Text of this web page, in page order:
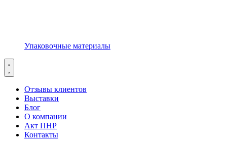
Упаковочные материалы
Отзывы клиентов
Выставки
Блог
О компании
Акт ПНР
Контакты